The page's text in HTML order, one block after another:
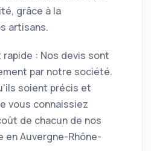
grâce à la
artisans.
: Nos devis sont
par notre société.
soient précis et
vous connaissiez
de chacun de nos
Auvergne-Rhône-